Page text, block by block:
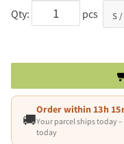
Qty: pcs
🚚
Order within 13h
Your parcel ships today
today